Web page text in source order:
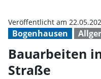
Bogenhausen
Veröffentlicht am
Bauarbeiten
Straße